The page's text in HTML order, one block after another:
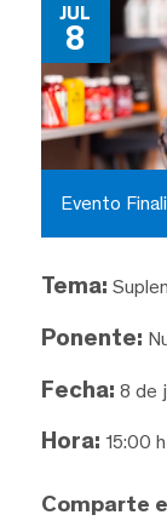
JUL
8
Evento
Tema:
Ponente:
Fecha: 8 de
Hora: 15:00 h
Comparte